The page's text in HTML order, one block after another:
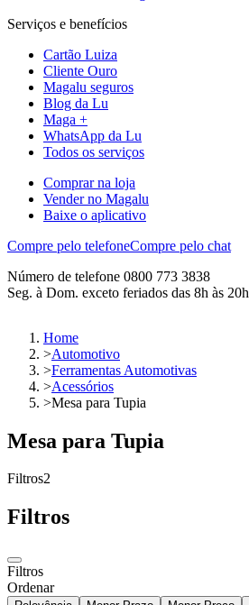
Serviços e benefícios
Cartão Luiza
Cliente Ouro
Magalu seguros
Blog da Lu
Maga +
WhatsApp da Lu
Todos os serviços
Comprar na loja
Vender no Magalu
Baixe o aplicativo
Compre pelo telefoneCompre pelo chat
Número de telefone 0800 773 3838
Seg. à Dom. exceto feriados das 8h às 20h
Home
>Automotivo
>Ferramentas Automotivas
>Acessórios
>Mesa para Tupia
Mesa para Tupia
Filtros2
Filtros
Filtros
Ordenar